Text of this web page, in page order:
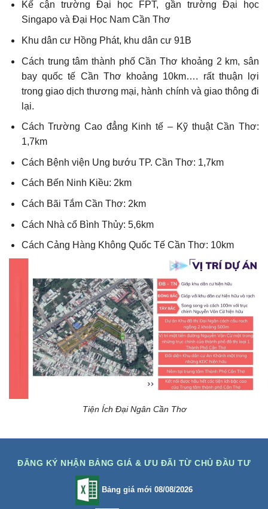
Kế cận trường Đại học FPT, gần trường Đại học
Singapo và Đại Học Nam Cần Thơ
Khu dân cư Hồng Phát, khu dân cư 91B
Cách trung tâm thành phố Cần Thơ khoảng 2 km, sân
bay quốc tế Cần Thơ khoảng 10km…. rất thuận lợi
trong giao dịch thương mại, hành chính và giao thông đi
lại.
Cách Trường Cao đẳng Kinh tế – Kỹ thuật Cần Thơ:
1,7km
Cách Bệnh viện Ung bướu TP. Cần Thơ: 1,7km
Cách Bến Ninh Kiều: 2km
Cách Bãi Tắm Cần Thơ: 2km
Cách Nhà cổ Bình Thủy: 5,6km
Cách Cảng Hàng Không Quốc Tế Cần Thơ: 10km
Tiện Ích Đại Ngân Cần Thơ
ĐĂNG KÝ NHẬN BẢNG GIÁ & ƯU ĐÃI TỪ CHỦ ĐẦU TƯ
Bảng giá mới 08/08/2026